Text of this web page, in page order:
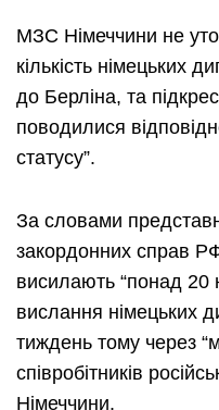
МЗС Німеччини не
кількість німецьких
до Берліна, та
поводилися
статусу”.
За словами
закордонних справ
висилають “понад 20
вислання німецьких
тиждень тому через
співробітників
Німеччини.